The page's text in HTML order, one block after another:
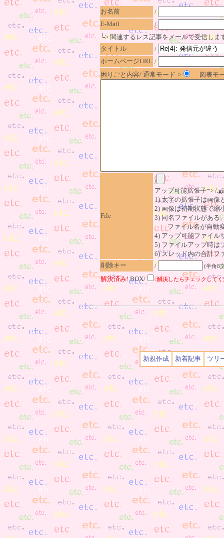
お名前
/
E-Mail
/
└> 関連するレス記事をメールで受信しま
タイトル
/
ホームページURL /
困りごと内容/ 通常モード->
図表モ
File
/
アップ可能拡張子=> /
1) 太字の拡張子は画像
2) 画像は初期状態で縮
3) 同名ファイルがある
ファイル名が自動変
4) アップ可能ファイル
5) ファイルアップ時は
6) スレッド内の合計
削除キー
/ (半角8
解決済み! BOX/ 解決したらチェックして
新規作成 新着記事 ツリ